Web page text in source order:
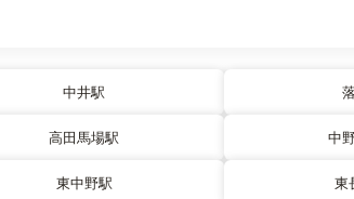
中井駅
高田馬場駅 中
東中野駅 東